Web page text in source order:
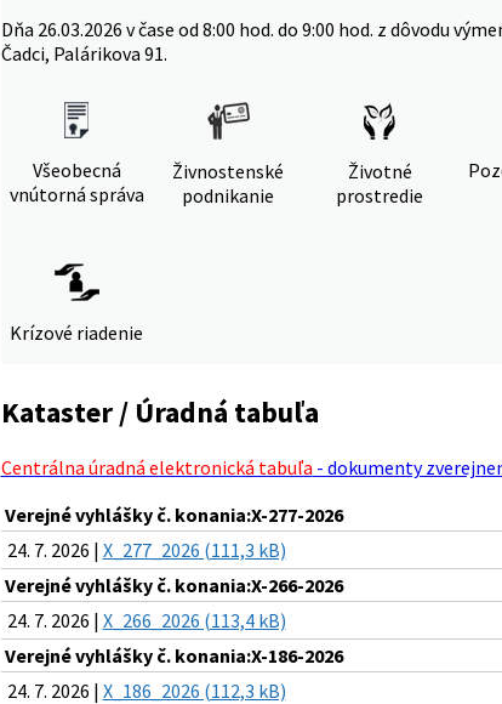
Dňa 26.03.2026 v čase od 8:00 hod. do 9:00 hod. z dôvodu
Čadci, Palárikova 91.
Všeobecná
vnútorná správa
Živnostenské
podnikanie
Životné
prostredie
Krízové riadenie
Kataster / Úradná tabuľa
Centrálna úradná elektronická tabuľa - dokumenty
Verejné vyhlášky č. konania:X-277-2026
24. 7. 2026 | X_277_2026 (111,3 kB)
Verejné vyhlášky č. konania:X-266-2026
24. 7. 2026 | X_266_2026 (113,4 kB)
Verejné vyhlášky č. konania:X-186-2026
24. 7. 2026 | X_186_2026 (112,3 kB)